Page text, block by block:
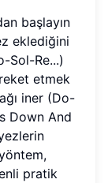
başlayın
eklediğini
Sol-Re...)
etmek
iner (Do-
Down And
pratik